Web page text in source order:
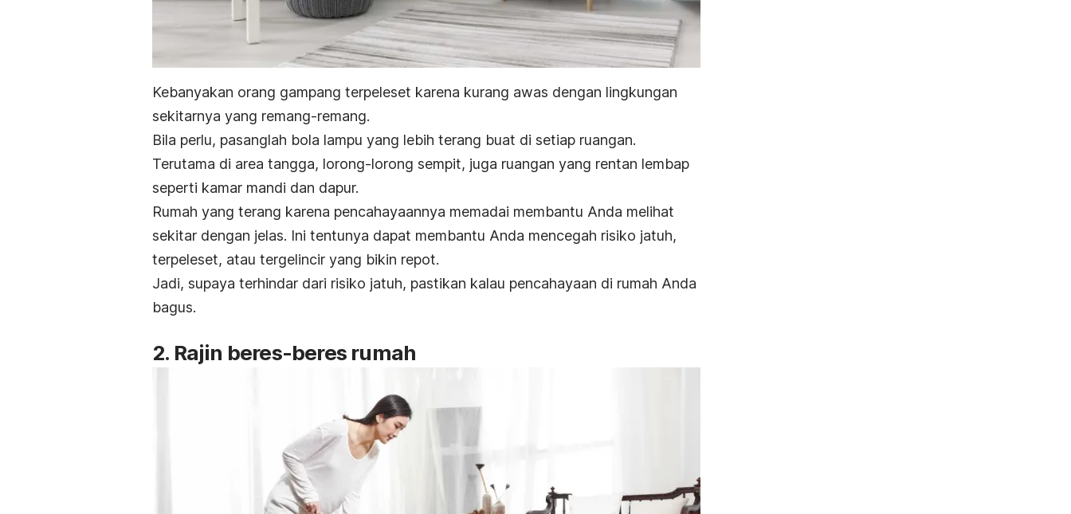
Kebanyakan orang gampang terpeleset karena kurang awas dengan lingkungan
sekitarnya yang remang-remang.
Bila perlu, pasanglah bola lampu yang lebih terang buat di setiap ruangan.
Terutama di area tangga, lorong-lorong sempit, juga ruangan yang rentan lembap
seperti kamar mandi dan dapur.
Rumah yang terang karena pencahayaannya memadai membantu Anda melihat
sekitar dengan jelas. Ini tentunya dapat membantu Anda mencegah risiko jatuh,
terpeleset, atau tergelincir yang bikin repot.
Jadi, supaya terhindar dari risiko jatuh, pastikan kalau pencahayaan di rumah Anda
bagus.
2. Rajin beres-beres rumah